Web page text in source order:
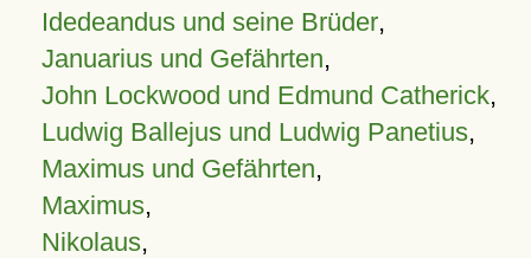
Idedeandus und seine Brüder,
Januarius und Gefährten,
John Lockwood und Edmund Catherick,
Ludwig Ballejus und Ludwig Panetius,
Maximus und Gefährten,
Maximus,
Nikolaus,